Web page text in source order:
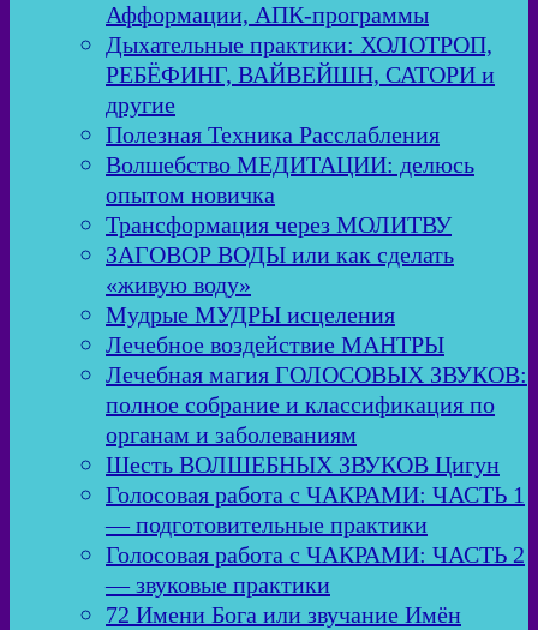
Афформации, АПК-программы
Дыхательные практики: ХОЛОТРОП,
РЕБЁФИНГ, ВАЙВЕЙШН, САТОРИ и
другие
Полезная Техника Расслабления
Волшебство МЕДИТАЦИИ: делюсь
опытом новичка
Трансформация через МОЛИТВУ
ЗАГОВОР ВОДЫ или как сделать
«живую воду»
Мудрые МУДРЫ исцеления
Лечебное воздействие МАНТРЫ
Лечебная магия ГОЛОСОВЫХ ЗВУКОВ:
полное собрание и классификация по
органам и заболеваниям
Шесть ВОЛШЕБНЫХ ЗВУКОВ Цигун
Голосовая работа с ЧАКРАМИ: ЧАСТЬ 1
— подготовительные практики
Голосовая работа с ЧАКРАМИ: ЧАСТЬ 2
— звуковые практики
72 Имени Бога или звучание Имён